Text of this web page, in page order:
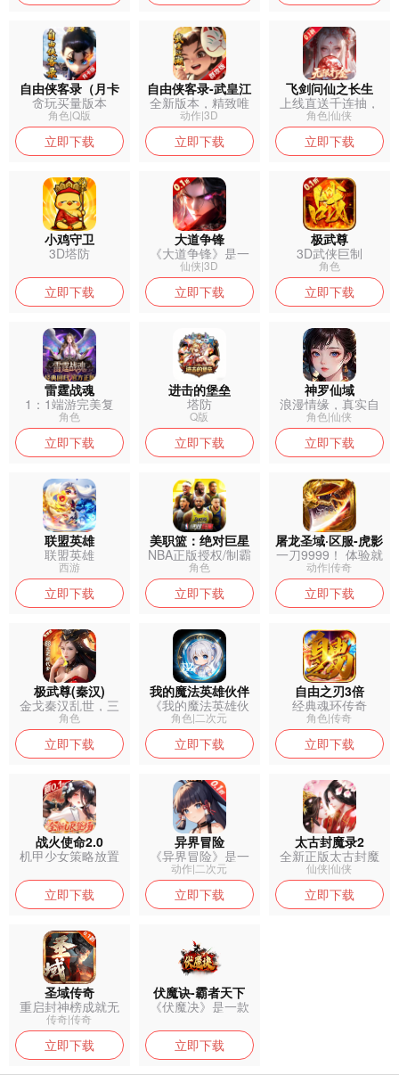
自由侠客录（月卡
版）
贪玩买量版本
角色|Q版
立即下载
自由侠客录-武皇江
湖群攻版
全新版本，精致唯
美的游戏画面...
动作|3D
立即下载
飞剑问仙之长生
上线直送千连抽，
极品仙灵随心...
角色|仙侠
立即下载
小鸡守卫
3D塔防
立即下载
大道争锋
《大道争锋》是一
款高品质3D...
仙侠|3D
立即下载
极武尊
3D武侠巨制
角色
立即下载
雷霆战魂
1：1端游完美复
刻，经典五职...
角色
立即下载
进击的堡垒
塔防
Q版
立即下载
神罗仙域
浪漫情缘，真实自
由搭配，成就...
角色|仙侠
立即下载
联盟英雄
联盟英雄
西游
立即下载
美职篮：绝对巨星
(0.1折)
NBA正版授权/制霸
NBA...
角色
立即下载
屠龙圣域·区服-虎影
一刀9999！ 体验就
是爽！
动作|传奇
立即下载
极武尊(秦汉)
金戈秦汉乱世，三
职逐鹿沙场，...
角色
立即下载
我的魔法英雄伙伴
《我的魔法英雄伙
伴》是一款热...
角色|二次元
立即下载
自由之刃3倍
经典魂环传奇
角色|传奇
立即下载
战火使命2.0
机甲少女策略放置
立即下载
异界冒险
《异界冒险》是一
款以奇异世界...
动作|二次元
立即下载
太古封魔录2
全新正版太古封魔
录2返利服，...
仙侠|仙侠
立即下载
圣域传奇
重启封神榜成就无
上传奇
传奇|传奇
立即下载
伏魔诀-霸者天下
《伏魔决》是一款
立即下载